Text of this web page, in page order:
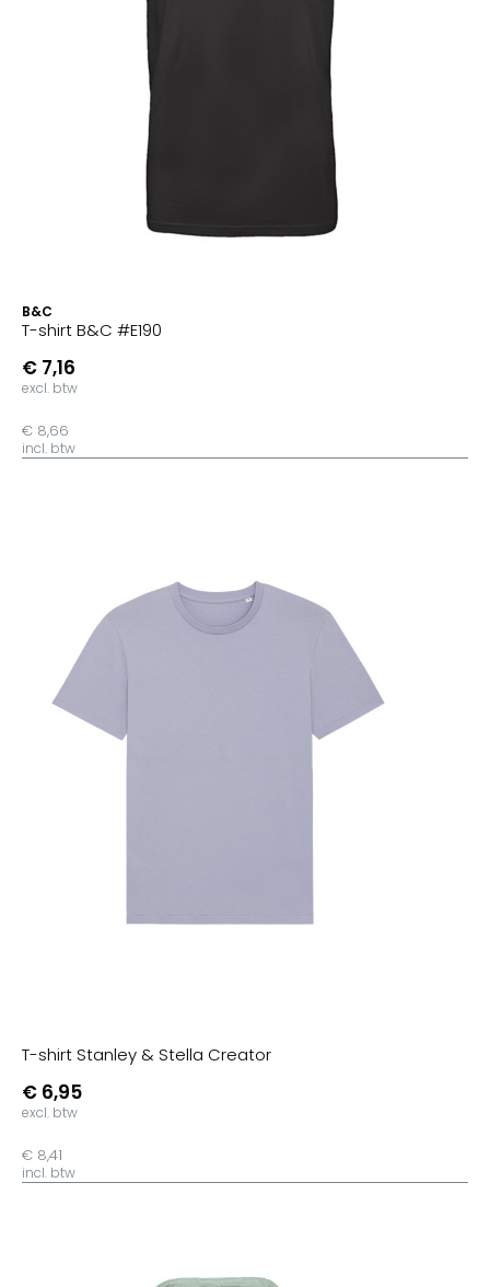
B&C
T-shirt B&C #E190
€ 7,16
excl. btw
€ 8,66
incl. btw
T-shirt Stanley & Stella Creator
€ 6,95
excl. btw
€ 8,41
incl. btw